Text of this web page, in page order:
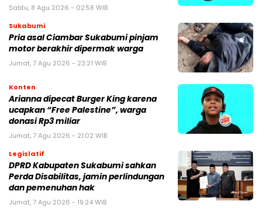
Sabtu, 8 Agu 2026 - 02:58 WIB
Sukabumi
Pria asal Ciambar Sukabumi pinjam
motor berakhir dipermak warga
Jumat, 7 Agu 2026 - 23:21 WIB
Konten
Arianna dipecat Burger King karena
ucapkan “Free Palestine”, warga
donasi Rp3 miliar
Jumat, 7 Agu 2026 - 21:02 WIB
Legislatif
DPRD Kabupaten Sukabumi sahkan
Perda Disabilitas, jamin perlindungan
dan pemenuhan hak
Jumat, 7 Agu 2026 - 19:24 WIB